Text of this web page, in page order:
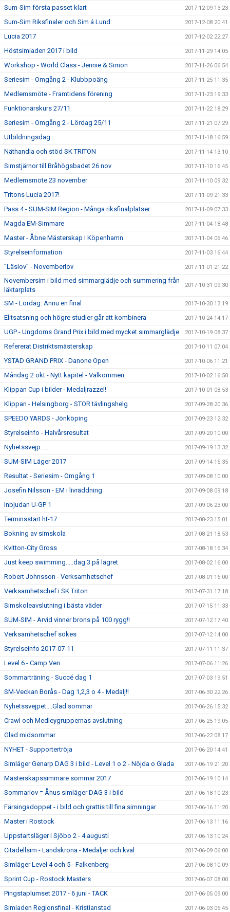
Sum-Sim första passet klart 2017-12-09 13:23
Sum-Sim Riksfinaler och Sim á Lund 2017-12-08 20:41
Lucia 2017 2017-12-02 22:27
Höstsimiaden 2017 i bild 2017-11-29 14:05
Workshop - World Class - Jennie & Simon 2017-11-26 06:54
Seriesim - Omgång 2 - Klubbpoäng 2017-11-25 11:35
Medlemsmöte - Framtidens förening 2017-11-23 19:33
Funktionärskurs 27/11 2017-11-22 18:29
Seriesim - Omgång 2 - Lördag 25/11 2017-11-21 07:29
Utbildningsdag 2017-11-18 16:59
Näthandla och stöd SK TRITON 2017-11-14 13:10
Simstjärnor till Bråhögsbadet 26 nov 2017-11-10 16:45
Medlemsmöte 23 november 2017-11-10 09:32
Tritons Lucia 2017! 2017-11-09 21:33
Pass 4 - SUM-SIM Region - Många riksfinalplatser 2017-11-09 07:33
Magda EM-Simmare 2017-11-04 18:48
Master - Åbne Mästerskap I Köpenhamn 2017-11-04 06:46
Styrelseinformation 2017-11-03 16:44
”Läslov” - Novemberlov 2017-11-01 21:22
Novembersim i bild med simmarglädje och summering från
läktarplats
2017-10-31 09:30
SM - Lördag: Ännu en final 2017-10-30 13:19
Elitsatsning och högre studier går att kombinera 2017-10-24 14:17
UGP - Ungdoms Grand Prix i bild med mycket simmarglädje 2017-10-19 08:37
Refererat Distriktsmästerskap 2017-10-11 07:04
YSTAD GRAND PRIX - Danone Open 2017-10-06 11:21
Måndag 2 okt - Nytt kapitel - Välkommen 2017-10-02 16:50
Klippan Cup i bilder - Medaljrazzel! 2017-10-01 08:53
Klippan - Helsingborg - STOR tävlingshelg 2017-09-28 20:36
SPEEDO YARDS - Jönköping 2017-09-23 12:32
Styrelseinfo - Halvårsresultat 2017-09-20 10:00
Nyhetssvejp..... 2017-09-19 13:32
SUM-SIM Läger 2017 2017-09-14 15:35
Resultat - Seriesim - Omgång 1 2017-09-08 10:00
Josefin Nilsson - EM i livräddning 2017-09-08 09:18
Inbjudan U-GP 1 2017-09-06 23:00
Terminsstart ht-17 2017-08-23 15:01
Bokning av simskola 2017-08-21 18:53
Kvitton-City Gross 2017-08-18 16:34
Just keep swimming.....dag 3 på lägret 2017-08-02 16:00
Robert Johnsson - Verksamhetschef 2017-08-01 16:00
Verksamhetschef i SK Triton 2017-07-31 17:18
Simskoleavslutning i bästa väder 2017-07-15 11:33
SUM-SIM - Arvid vinner brons på 100 rygg!! 2017-07-12 17:40
Verksamhetschef sökes 2017-07-12 14:00
Styrelseinfo 2017-07-11 2017-07-11 11:37
Level 6 - Camp Ven 2017-07-06 11:26
Sommarträning - Succé dag 1 2017-07-03 19:51
SM-Veckan Borås - Dag 1,2,3 o 4 - Medalj!! 2017-06-30 22:26
Nyhetssvejpet....Glad sommar 2017-06-26 15:32
Crawl och Medleygruppernas avslutning 2017-06-25 19:05
Glad midsommar 2017-06-22 08:17
NYHET - Supportertröja 2017-06-20 14:41
Simläger Genarp DAG 3 i bild - Level 1 o 2 - Nöjda o Glada 2017-06-19 21:20
Mästerskapssimmare sommar 2017 2017-06-19 10:14
Sommarlov = Åhus simläger DAG 3 i bild 2017-06-18 10:23
Färsingadoppet - i bild och grattis till fina simningar 2017-06-16 11:20
Master i Rostock 2017-06-13 11:16
Uppstartsläger i Sjöbo 2 - 4 augusti 2017-06-13 10:24
Citadellsim - Landskrona - Medaljer och kval 2017-06-09 06:00
Simläger Level 4 och 5 - Falkenberg 2017-06-08 10:09
Sprint Cup - Rostock Masters 2017-06-07 08:00
Pingstaplumset 2017 - 6 juni - TACK 2017-06-05 09:00
Simiaden Regionsfinal - Kristianstad 2017-06-03 06:45